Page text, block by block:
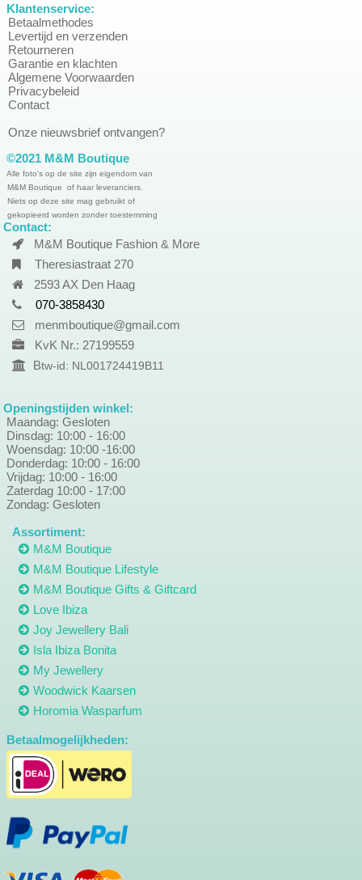
Klantenservice:
Betaalmethodes
Levertijd en verzenden
Retourneren
Garantie en klachten
Algemene Voorwaarden
Privacybeleid
Contact
Onze nieuwsbrief ontvangen?
©2021 M&M Boutique
Alle foto's op de site zijn eigendom van
M&M Boutique of haar leveranciers.
Niets op deze site mag gebruikt of
gekopieerd worden zonder toestemming
Contact:
M&M Boutique Fashion & More
Theresiastraat 270
2593 AX Den Haag
070-3858430
menmboutique@gmail.com
KvK Nr.: 27199559
Btw-id: NL001724419B11
Openingstijden winkel:
Maandag: Gesloten
Dinsdag: 10:00 - 16:00
Woensdag: 10:00 -16:00
Donderdag: 10:00 - 16:00
Vrijdag: 10:00 - 16:00
Zaterdag 10:00 - 17:00
Zondag: Gesloten
Assortiment:
M&M Boutique
M&M Boutique Lifestyle
M&M Boutique Gifts & Giftcard
Love Ibiza
Joy Jewellery Bali
Isla Ibiza Bonita
My Jewellery
Woodwick Kaarsen
Horomia Wasparfum
Betaalmogelijkheden: